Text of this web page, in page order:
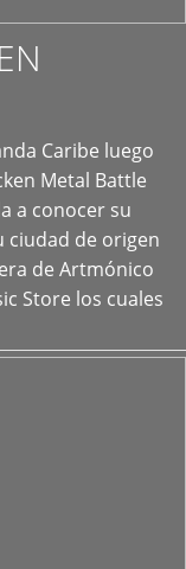
Caribe luego
Metal Battle
a conocer su
ciudad de origen
de Artmónico
Store los cuales